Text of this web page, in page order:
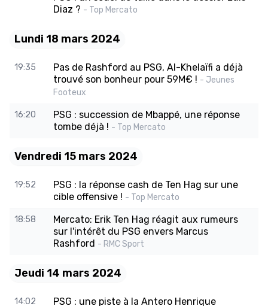
Diaz ? - Top Mercato
Lundi 18 mars 2024
19:35
Pas de Rashford au PSG, Al-Khelaïfi a déjà
trouvé son bonheur pour 59M€ ! - Jeunes
Footeux
16:20
PSG : succession de Mbappé, une réponse
tombe déjà ! - Top Mercato
Vendredi 15 mars 2024
19:52
PSG : la réponse cash de Ten Hag sur une
cible offensive ! - Top Mercato
18:58
Mercato: Erik Ten Hag réagit aux rumeurs
sur l'intérêt du PSG envers Marcus
Rashford - RMC Sport
Jeudi 14 mars 2024
14:02
PSG : une piste à la Antero Henrique